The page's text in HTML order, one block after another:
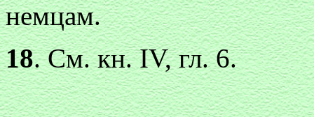
немцам.
18. См. кн. IV, гл. 6.